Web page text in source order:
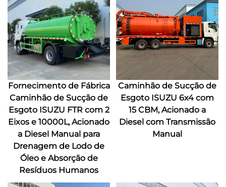
Fornecimento de Fábrica
Caminhão de Sucção de
Esgoto ISUZU FTR com 2
Eixos e 10000L, Acionado
a Diesel Manual para
Drenagem de Lodo de
Óleo e Absorção de
Resíduos Humanos
Caminhão de Sucção de
Esgoto ISUZU 6x4 com
15 CBM, Acionado a
Diesel com Transmissão
Manual